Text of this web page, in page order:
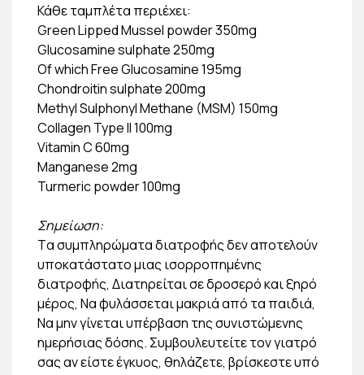
Κάθε ταμπλέτα περιέχει:
Green Lipped Mussel powder 350mg
Glucosamine sulphate 250mg
Of which Free Glucosamine 195mg
Chondroitin sulphate 200mg
Methyl Sulphonyl Methane (MSM) 150mg
Collagen Type II 100mg
Vitamin C 60mg
Manganese 2mg
Turmeric powder 100mg
Σημείωση:
Tα συμπληρώματα διατροφής δεν αποτελούν
υποκατάστατο μιας ισορροπημένης
διατροφής, Διατηρείται σε δροσερό και ξηρό
μέρος, Να φυλάσσεται μακριά από τα παιδιά,
Να μην γίνεται υπέρβαση της συνιστώμενης
ημερήσιας δόσης. Συμβουλευτείτε τον γιατρό
σας αν είστε έγκυος, θηλάζετε, βρίσκεστε υπό